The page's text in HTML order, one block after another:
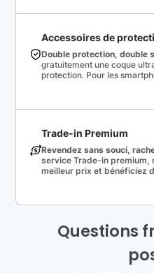
Accessoires de
Double protection, double
gratuitement une coque
protection. Pour les
Trade-in Premium
Revendez sans souci,
service Trade-in premium,
meilleur prix et bénéficiez
Questions